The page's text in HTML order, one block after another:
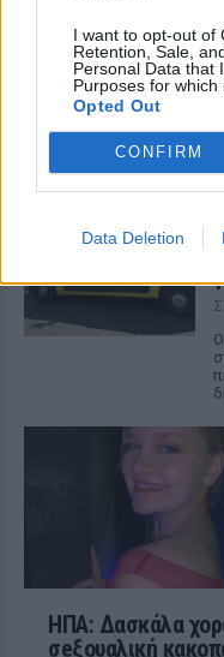
I want to opt-out of
Retention, Sale,
Personal Data that
Purposes for which
Opted Out
CONFIRM
Data Deletion
ΗΠΑ: Δασκάλα
σeξουαλική